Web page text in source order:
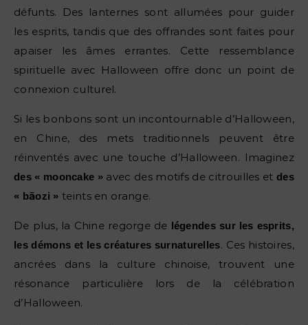
défunts. Des lanternes sont allumées pour guider
les esprits, tandis que des offrandes sont faites pour
apaiser les âmes errantes. Cette ressemblance
spirituelle avec Halloween offre donc un point de
connexion culturel.
Si les bonbons sont un incontournable d’Halloween,
en Chine, des mets traditionnels peuvent être
réinventés avec une touche d’Halloween. Imaginez
des « mooncake » avec des motifs de citrouilles etdes
« bāozi » teints en orange.
De plus, la Chine regorge de légendes sur les esprits,
les démons et les créatures surnaturelles. Ces histoires,
ancrées dans la culture chinoise, trouvent une
résonance particulière lors de la célébration
d’Halloween.